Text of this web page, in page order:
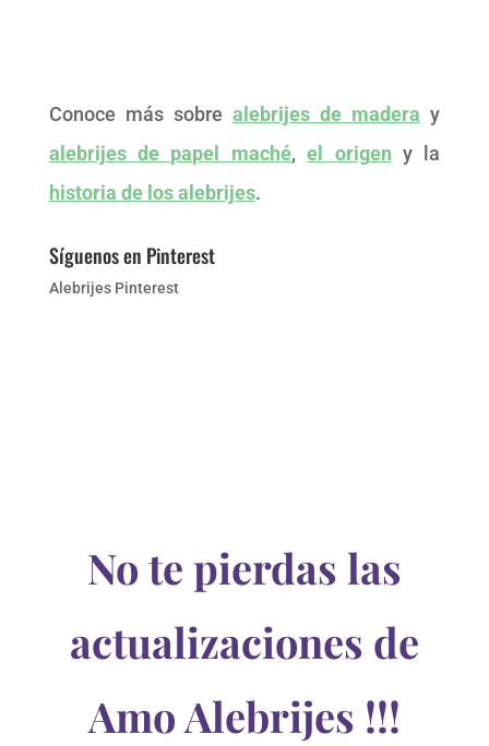
Conoce más sobre alebrijes de madera y
alebrijes de papel maché,el origen y la
historia de los alebrijes.
Síguenos en Pinterest
Alebrijes Pinterest
No te pierdas las
actualizaciones de
Amo Alebrijes !!!